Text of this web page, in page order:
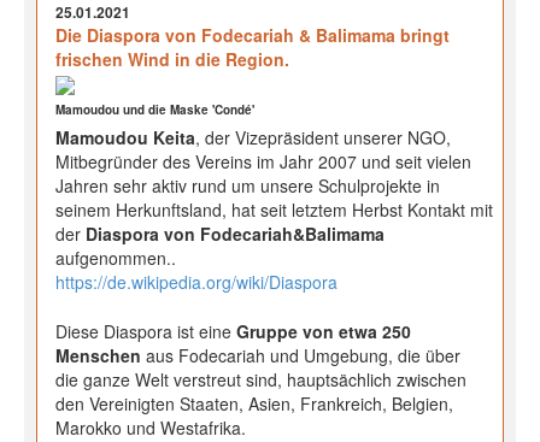
25.01.2021
Die Diaspora von Fodecariah & Balimama bringt
frischen Wind in die Region.
Mamoudou und die Maske 'Condé'
Mamoudou Keita, der Vizepräsident unserer NGO,
Mitbegründer des Vereins im Jahr 2007 und seit vielen
Jahren sehr aktiv rund um unsere Schulprojekte in
seinem Herkunftsland, hat seit letztem Herbst Kontakt mit
der Diaspora von Fodecariah&Balimama
aufgenommen..
https://de.wikipedia.org/wiki/Diaspora
Diese Diaspora ist eine Gruppe von etwa 250
Menschen aus Fodecariah und Umgebung, die über
die ganze Welt verstreut sind, hauptsächlich zwischen
den Vereinigten Staaten, Asien, Frankreich, Belgien,
Marokko und Westafrika.